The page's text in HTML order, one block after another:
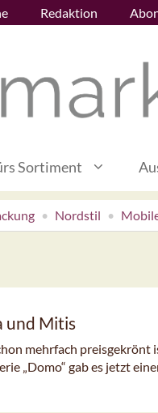
Redaktion
Sortiment
Nordstil
und Mitis
mehrfach preisgekrönt
„Domo“ gab es jetzt